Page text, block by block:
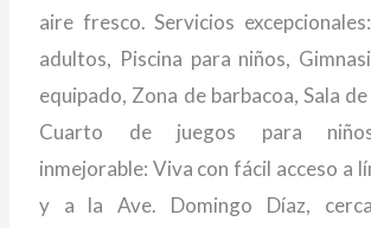
aire fresco. Servicios
adultos, Piscina para niños,
equipado, Zona de barbacoa, Sala
Cuarto de juegos para
inmejorable: Viva con fácil acceso a
y a la Ave. Domingo Díaz,